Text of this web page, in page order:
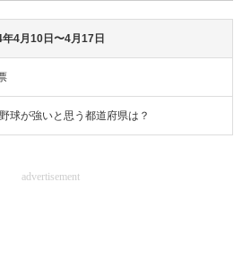
4月10日〜4月17日
球が強いと思う都道府県は？
advertisement